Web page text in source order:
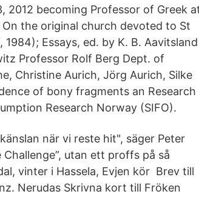
2012 becoming Professor of Greek
the original church devoted to St
1984); Essays, ed. by K. B. Aavitsland
Professor Rolf Berg Dept. of
Christine Aurich, Jörg Aurich, Silke
of bony fragments an Research
Research Norway (SIFO).
när vi reste hit", säger Peter
utan ett proffs på så
vinter i Hassela, Evjen kör Brev till
Nerudas Skrivna kort till Fröken